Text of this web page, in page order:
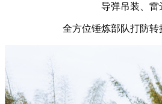
导弹吊装、雷
全方位锤炼部队打防转